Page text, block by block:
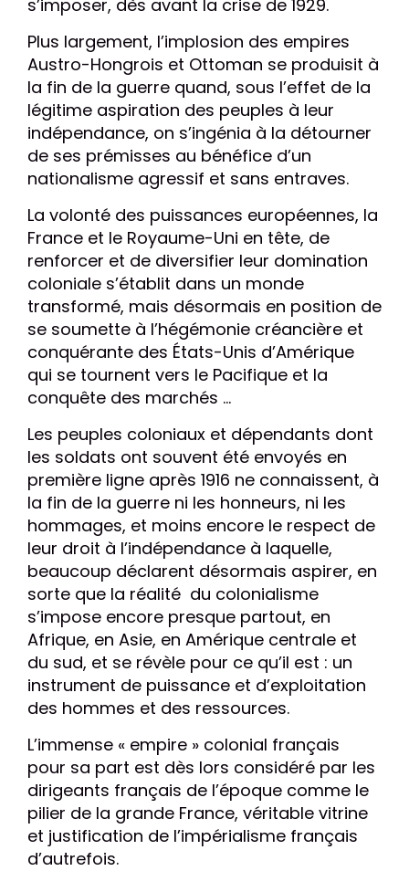
s’imposer, dès avant la crise de 1929.
Plus largement, l’implosion des empires
Austro-Hongrois et Ottoman se produisit à
la fin de la guerre quand, sous l’effet de la
légitime aspiration des peuples à leur
indépendance, on s’ingénia à la détourner
de ses prémisses au bénéfice d’un
nationalisme agressif et sans entraves.
La volonté des puissances européennes, la
France et le Royaume-Uni en tête, de
renforcer et de diversifier leur domination
coloniale s’établit dans un monde
transformé, mais désormais en position de
se soumette à l’hégémonie créancière et
conquérante des États-Unis d’Amérique
qui se tournent vers le Pacifique et la
conquête des marchés …
Les peuples coloniaux et dépendants dont
les soldats ont souvent été envoyés en
première ligne après 1916 ne connaissent, à
la fin de la guerre ni les honneurs, ni les
hommages, et moins encore le respect de
leur droit à l’indépendance à laquelle,
beaucoup déclarent désormais aspirer, en
sorte que la réalité du colonialisme
s’impose encore presque partout, en
Afrique, en Asie, en Amérique centrale et
du sud, et se révèle pour ce qu’il est : un
instrument de puissance et d’exploitation
des hommes et des ressources.
L’immense « empire » colonial français
pour sa part est dès lors considéré par les
dirigeants français de l’époque comme le
pilier de la grande France, véritable vitrine
et justification de l’impérialisme français
d’autrefois.